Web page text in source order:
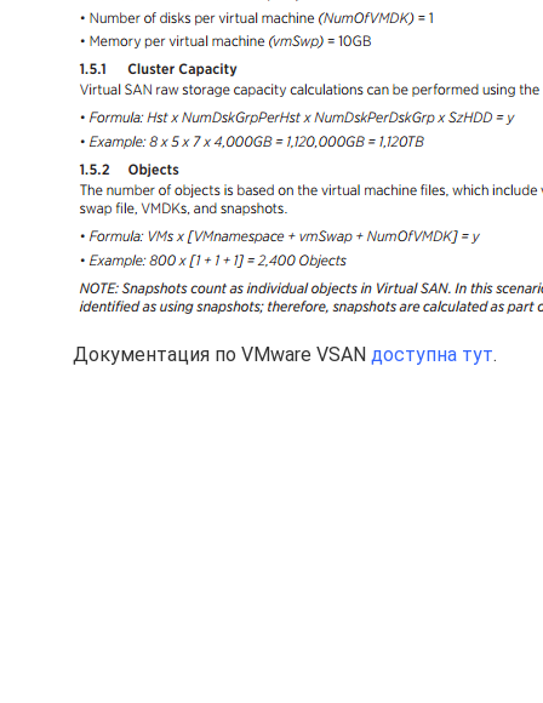
Документация по VMware VSAN доступна тут.